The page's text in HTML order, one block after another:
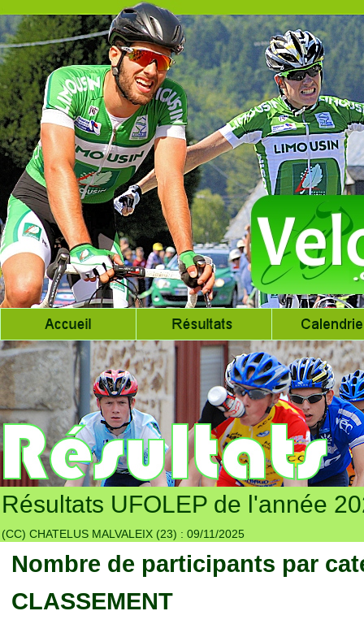
Résultats UFOLEP de l'année
(CC) CHATELUS MALVALEIX (23) : 09/11/2025
Nombre de participants par
CLASSEMENT